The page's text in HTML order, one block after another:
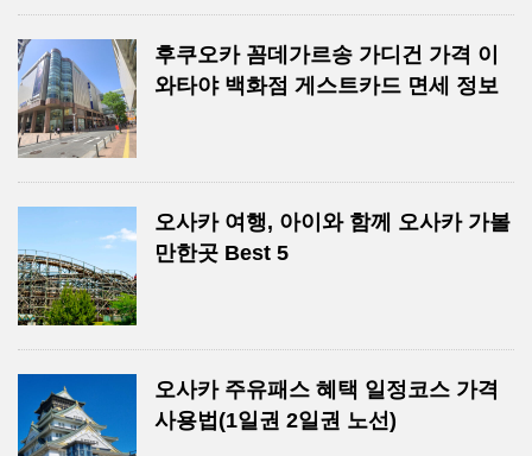
후쿠오카 꼼데가르송 가디건 가격 이
와타야 백화점 게스트카드 면세 정보
오사카 여행, 아이와 함께 오사카 가볼
만한곳 Best 5
오사카 주유패스 혜택 일정코스 가격
사용법(1일권 2일권 노선)